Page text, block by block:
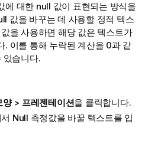
에 대한 null 값이 표현되는 방식을
값을 바꾸는 데 사용할 정적 텍스
을 사용하면 해당 값은 텍스트가
. 이를 통해 누락된 계산을 0과 같
있습니다.
양> 프레젠테이션을 클릭합니다.
Null 측정값을 바꿀 텍스트를 입